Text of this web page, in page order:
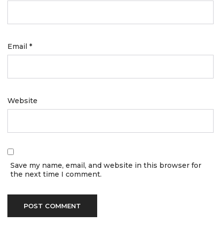
Email *
Website
Save my name, email, and website in this browser for
the next time I comment.